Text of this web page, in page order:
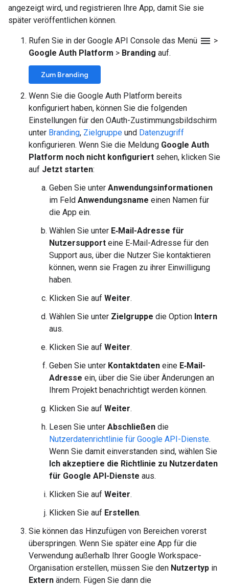
angezeigt wird, und registrieren Ihre App, damit Sie sie
später veröffentlichen können.
Rufen Sie in der Google API Console das Menü menu >
Google Auth Platform > Branding auf.
Zum Branding
Wenn Sie die Google Auth Platform bereits
konfiguriert haben, können Sie die folgenden
Einstellungen für den OAuth-Zustimmungsbildschirm
unter Branding, Zielgruppe und Datenzugriff
konfigurieren. Wenn Sie die Meldung Google Auth
Platform noch nicht konfiguriert sehen, klicken Sie
auf Jetzt starten:
Geben Sie unter Anwendungsinformationen
im Feld Anwendungsname einen Namen für
die App ein.
Wählen Sie unter E‑Mail-Adresse für
Nutzersupport eine E‑Mail-Adresse für den
Support aus, über die Nutzer Sie kontaktieren
können, wenn sie Fragen zu ihrer Einwilligung
haben.
Klicken Sie auf Weiter.
Wählen Sie unter Zielgruppe die Option Intern
aus.
Klicken Sie auf Weiter.
Geben Sie unter Kontaktdaten eine E‑Mail-
Adresse ein, über die Sie über Änderungen an
Ihrem Projekt benachrichtigt werden können.
Klicken Sie auf Weiter.
Lesen Sie unter Abschließen die
Nutzerdatenrichtlinie für Google API-Dienste.
Wenn Sie damit einverstanden sind, wählen Sie
Ich akzeptiere die Richtlinie zu Nutzerdaten
für Google API-Dienste aus.
Klicken Sie auf Weiter.
Klicken Sie auf Erstellen.
Sie können das Hinzufügen von Bereichen vorerst
überspringen. Wenn Sie später eine App für die
Verwendung außerhalb Ihrer Google Workspace-
Organisation erstellen, müssen Sie den Nutzertyp in
Extern ändern. Fügen Sie dann die